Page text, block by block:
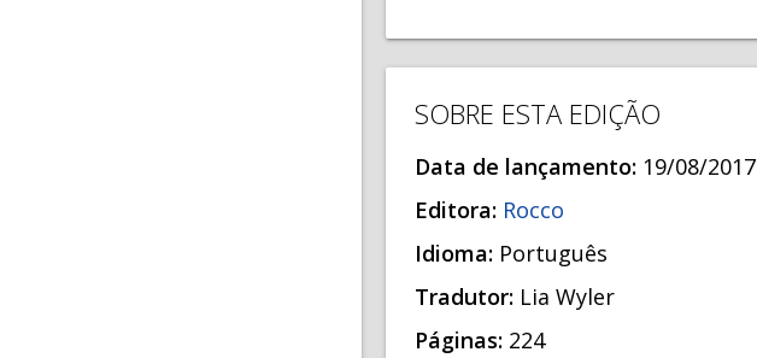
SOBRE ESTA EDIÇÃO
Data de lançamento: 19/08/2017
Editora: Rocco
Idioma: Português
Tradutor: Lia Wyler
Páginas: 224